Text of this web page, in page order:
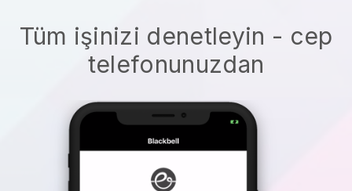
Tüm işinizi denetleyin - cep
telefonunuzdan